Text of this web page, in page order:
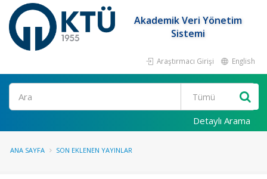
Akademik Veri Yönetim
Sistemi
Araştırmacı Girişi English
Ara
Detaylı Arama
ANA SAYFA SON EKLENEN YAYINLAR